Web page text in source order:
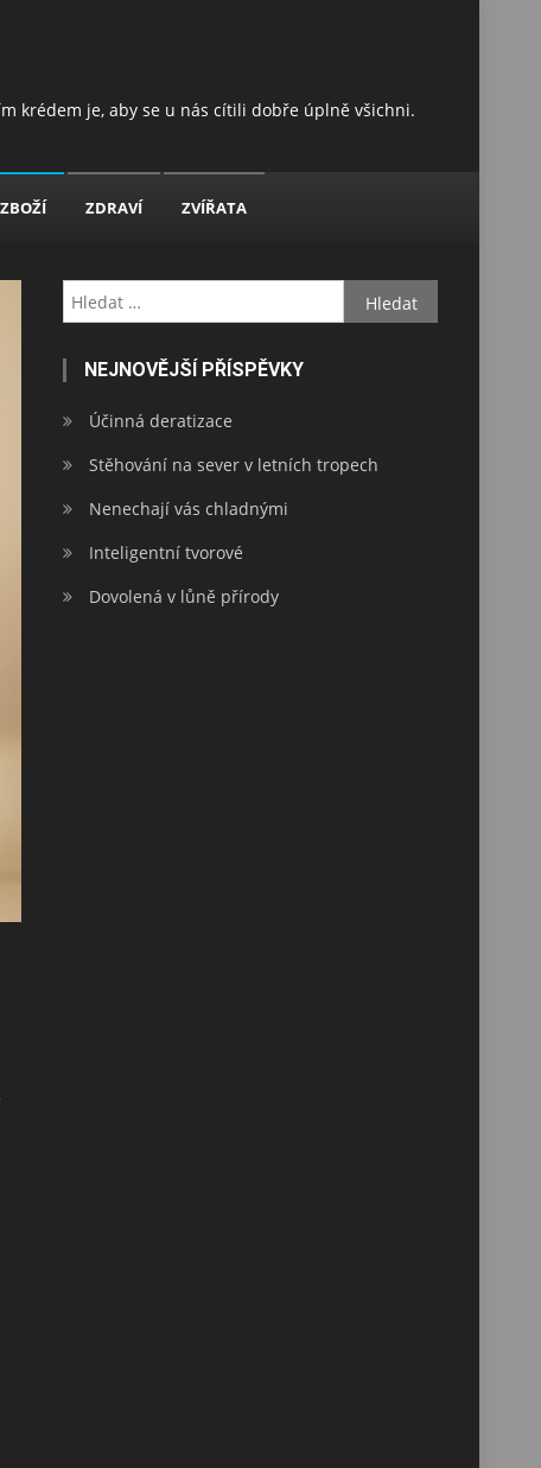
krédem je, aby se u nás cítili dobře úplně všichni.
ZBOŽÍ ZDRAVÍ ZVÍŘATA
Vyhledávání
NEJNOVĚJŠÍ PŘÍSPĚVKY
Účinná deratizace
Stěhování na sever v letních tropech
Nenechají vás chladnými
Inteligentní tvorové
Dovolená v lůně přírody